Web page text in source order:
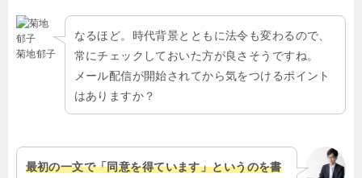
菊地郁子
なるほど。時代背景とともに法令も変わるので、
常にチェックしておいた方が良さそうですね。
メール配信が開始されてから気をつけるポイント
はありますか？
最初の一文で「同意を得ています」というのを書